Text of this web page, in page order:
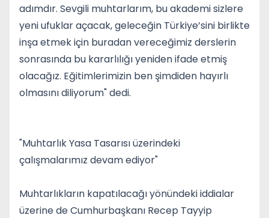
adımdır. Sevgili muhtarlarım, bu akademi sizlere
yeni ufuklar açacak, geleceğin Türkiye’sini birlikte
inşa etmek için buradan vereceğimiz derslerin
sonrasında bu kararlılığı yeniden ifade etmiş
olacağız. Eğitimlerimizin ben şimdiden hayırlı
olmasını diliyorum" dedi.
"Muhtarlık Yasa Tasarısı üzerindeki
çalışmalarımız devam ediyor"
Muhtarlıkların kapatılacağı yönündeki iddialar
üzerine de Cumhurbaşkanı Recep Tayyip